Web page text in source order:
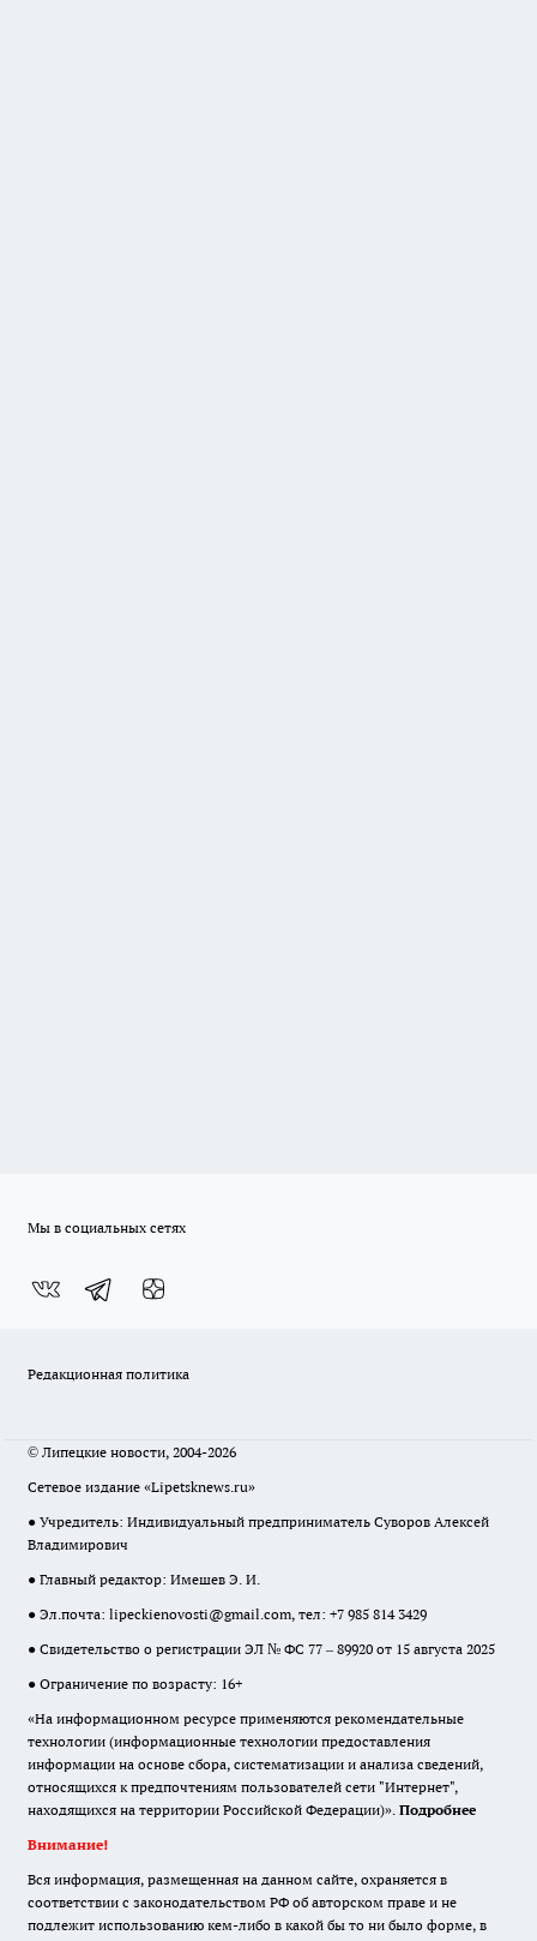
Мы в социальных сетях
Редакционная политика
© Липецкие новости, 2004-2026
Сетевое издание «Lipetsknews.ru»
● Учредитель: Индивидуальный предприниматель Суворов Алексей
Владимирович
● Главный редактор: Имешев Э. И.
● Эл.почта: lipeckienovosti@gmail.com, тел: +7 985 814 3429
● Свидетельство о регистрации ЭЛ № ФС 77 – 89920 от 15 августа 2025
● Ограничение по возрасту: 16+
«На информационном ресурсе применяются рекомендательные
технологии (информационные технологии предоставления
информации на основе сбора, систематизации и анализа сведений,
относящихся к предпочтениям пользователей сети "Интернет",
находящихся на территории Российской Федерации)». Подробнее
Внимание!
Вся информация, размещенная на данном сайте, охраняется в
соответствии с законодательством РФ об авторском праве и не
подлежит использованию кем-либо в какой бы то ни было форме, в